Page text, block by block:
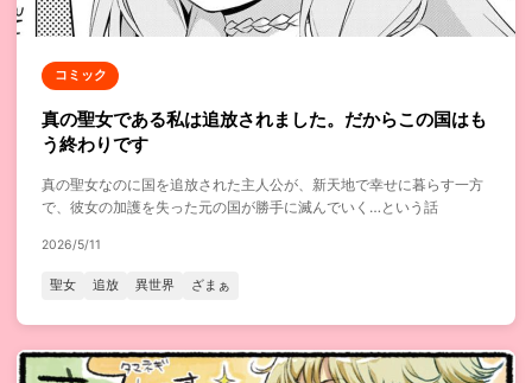
コミック
真の聖女である私は追放されました。だからこの国はも
う終わりです
真の聖女なのに国を追放された主人公が、新天地で幸せに暮らす一方
で、彼女の加護を失った元の国が勝手に滅んでいく…という話
2026/5/11
聖女 追放 異世界 ざまぁ